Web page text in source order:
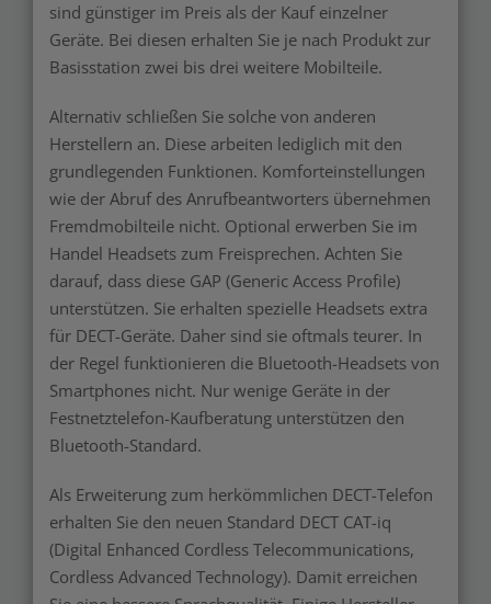
sind günstiger im Preis als der Kauf einzelner
Geräte. Bei diesen erhalten Sie je nach Produkt zur
Basisstation zwei bis drei weitere Mobilteile.
Alternativ schließen Sie solche von anderen
Herstellern an. Diese arbeiten lediglich mit den
grundlegenden Funktionen. Komforteinstellungen
wie der Abruf des Anrufbeantworters übernehmen
Fremdmobilteile nicht. Optional erwerben Sie im
Handel Headsets zum Freisprechen. Achten Sie
darauf, dass diese GAP (Generic Access Profile)
unterstützen. Sie erhalten spezielle Headsets extra
für DECT-Geräte. Daher sind sie oftmals teurer. In
der Regel funktionieren die Bluetooth-Headsets von
Smartphones nicht. Nur wenige Geräte in der
Festnetztelefon-Kaufberatung unterstützen den
Bluetooth-Standard.
Als Erweiterung zum herkömmlichen DECT-Telefon
erhalten Sie den neuen Standard DECT CAT-iq
(Digital Enhanced Cordless Telecommunications,
Cordless Advanced Technology). Damit erreichen